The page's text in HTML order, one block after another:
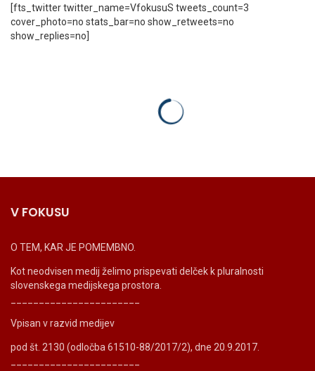
[fts_twitter twitter_name=VfokusuS tweets_count=3
cover_photo=no stats_bar=no show_retweets=no
show_replies=no]
V FOKUSU
O TEM, KAR JE POMEMBNO.
Kot neodvisen medij želimo prispevati delček k pluralnosti
slovenskega medijskega prostora.
Vpisan v razvid medijev
pod št. 2130 (odločba 61510-88/2017/2), dne 20.9.2017.